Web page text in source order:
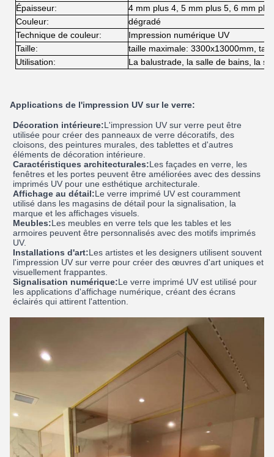
Épaisseur:
4 mm plus 4, 5 mm plus 5, 6 mm
Couleur:
dégradé
Technique de couleur:
Impression numérique UV
Taille:
taille maximale: 3300x13000mm,
Utilisation:
La balustrade, la salle de bains, la
Applications de l'impression UV sur le verre:
Décoration intérieure:L'impression UV sur verre peut être
utilisée pour créer des panneaux de verre décoratifs, des
cloisons, des peintures murales, des tablettes et d'autres
éléments de décoration intérieure.
Caractéristiques architecturales:Les façades en verre, les
fenêtres et les portes peuvent être améliorées avec des dessins
imprimés UV pour une esthétique architecturale.
Affichage au détail:Le verre imprimé UV est couramment
utilisé dans les magasins de détail pour la signalisation, la
marque et les affichages visuels.
Meubles:Les meubles en verre tels que les tables et les
armoires peuvent être personnalisés avec des motifs imprimés
UV.
Installations d'art:Les artistes et les designers utilisent souvent
l'impression UV sur verre pour créer des œuvres d'art uniques et
visuellement frappantes.
Signalisation numérique:Le verre imprimé UV est utilisé pour
les applications d'affichage numérique, créant des écrans
éclairés qui attirent l'attention.